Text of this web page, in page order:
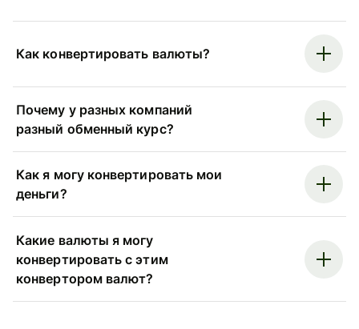
Как конвертировать валюты?
Почему у разных компаний
разный обменный курс?
Как я могу конвертировать мои
деньги?
Какие валюты я могу
конвертировать с этим
конвертором валют?